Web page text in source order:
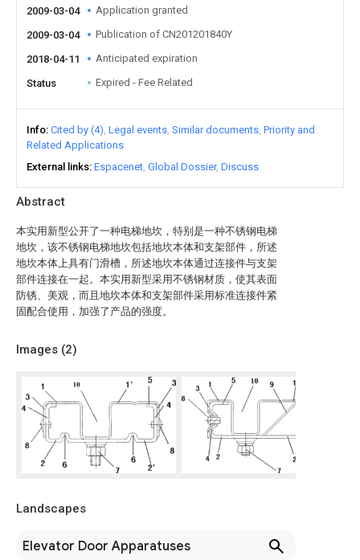
Abstract
本实用新型公开了一种电梯地坎，特别是一种不锈钢电梯
地坎，该不锈钢电梯地坎包括地坎本体和支架部件，所述
地坎本体上具有门滑槽，所述地坎本体通过连接件与支架
部件连接在一起。本实用新型采用不锈钢材质，使其表面
防锈、美观，而且地坎本体和支架部件采用标准连接件紧
固配合使用，加强了产品的强度。
Images (2)
Landscapes
Elevator Door Apparatuses
2009-03-04 Application granted
2009-03-04 Publication of CN201201840Y
2018-04-11 Anticipated expiration
Status Expired - Fee Related
Info Cited by (4) Legal events Similar documents Priority and
Related Applications
External links Espacenet Global Dossier Discuss